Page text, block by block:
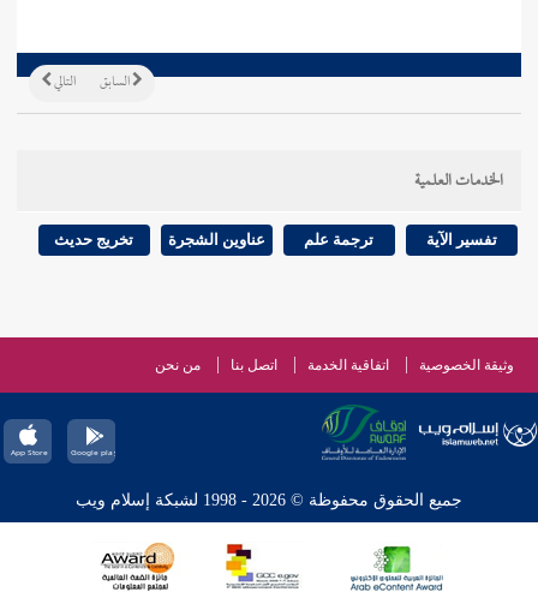
التالي السابق
الخدمات العلمية
تفسير الآية ترجمة علم عناوين الشجرة تخريج حديث
وثيقة الخصوصية اتفاقية الخدمة اتصل بنا من نحن
جميع الحقوق محفوظة © 2026 - 1998 لشبكة إسلام ويب